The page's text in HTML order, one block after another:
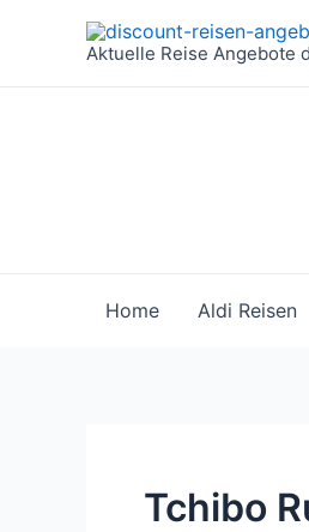
Aktuelle Reise Angebote
Home Aldi Reisen
Tchibo